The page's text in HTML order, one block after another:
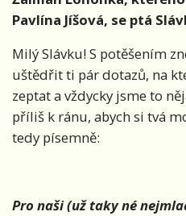
Pavlína Jíšová, se ptá
Milý Slávku! S potěšením
uštědřit ti pár dotazů, na
zeptat a vždycky jsme to
příliš k ránu, abych si tvá
tedy písemně:
Pro naši (už taky né